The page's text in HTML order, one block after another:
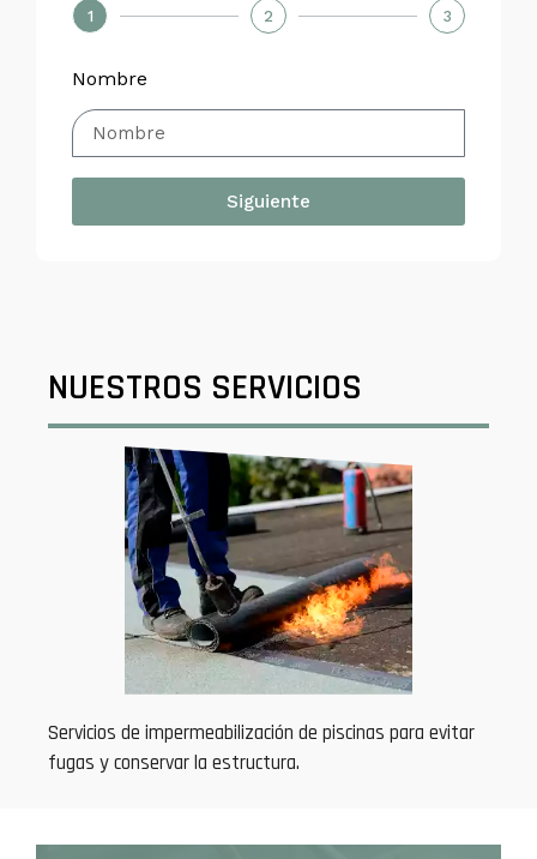
1 2 3
Nombre
Siguiente
NUESTROS SERVICIOS
Servicios de impermeabilización de piscinas para evitar
fugas y conservar la estructura.